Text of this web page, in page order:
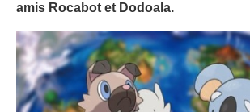
amis Rocabot et Dodoala.